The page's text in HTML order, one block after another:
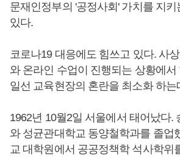
문재인정부의 '공정사회' 가치를 지
있다.
코로나19 대응에도 힘쓰고 있다. 사
와 온라인 수업이 진행되는 상황에
일선 교육현장의 혼란을 최소화 하
1962년 10월2일 서울에서 태어났다.
와 성균관대학교 동양철학과를 졸업
교 대학원에서 공공정책학 석사학위